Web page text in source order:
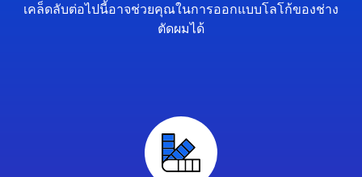
เคล็ดลับต่อไปนี้อาจช่วยคุณในการออกแบบโลโก้ของช่าง
ตัดผมได้